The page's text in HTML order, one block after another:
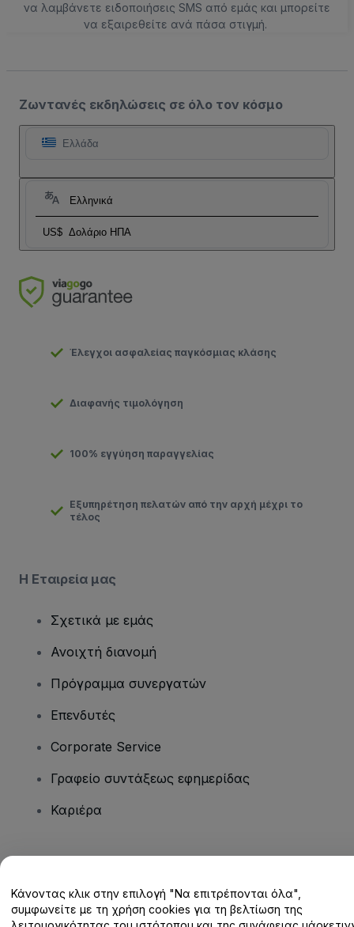
να λαμβάνετε ειδοποιήσεις SMS από εμάς και μπορείτε
να εξαιρεθείτε ανά πάσα στιγμή.
Ζωντανές εκδηλώσεις σε όλο τον κόσμο
Ελλάδα
Ελληνικά
US$ Δολάριο ΗΠΑ
Έλεγχοι ασφαλείας παγκόσμιας κλάσης
Διαφανής τιμολόγηση
100% εγγύηση παραγγελίας
Εξυπηρέτηση πελατών από την αρχή μέχρι το
τέλος
Η Εταιρεία μας
Σχετικά με εμάς
Ανοιχτή διανομή
Πρόγραμμα συνεργατών
Επενδυτές
Corporate Service
Γραφείο συντάξεως εφημερίδας
Καριέρα
Κέντρο βοήθειας / Επικοινωνήστε μαζί μας
Κάνοντας κλικ στην επιλογή "Να επιτρέπονται όλα",
συμφωνείτε με τη χρήση cookies για τη βελτίωση της